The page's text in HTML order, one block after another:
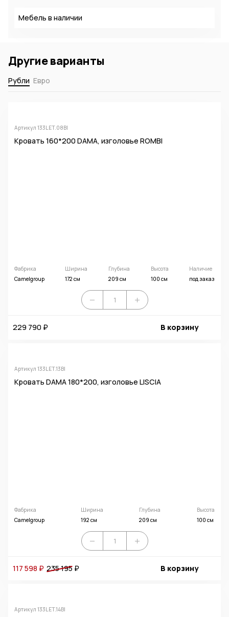
Мебель в наличии
Другие варианты
Рубли Евро
Артикул 133LET.08BI
Кровать 160*200 DAMA, изголовье ROMBI
Фабрика
Camelgroup
Ширина
172 см
Глубина
209 см
Высота
100 см
Наличие
под заказ
229 790 ₽ В корзину
Артикул 133LET.13BI
Кровать DAMA 180*200, изголовье LISCIA
Фабрика
Camelgroup
Ширина
192 см
Глубина
209 см
Высота
100 см
117 598 ₽ 235 195₽ В корзину
Артикул 133LET.14BI